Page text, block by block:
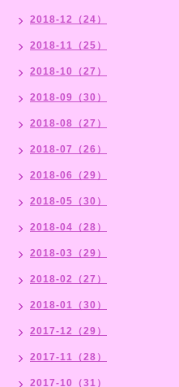
2018-12（24）
2018-11（25）
2018-10（27）
2018-09（30）
2018-08（27）
2018-07（26）
2018-06（29）
2018-05（30）
2018-04（28）
2018-03（29）
2018-02（27）
2018-01（30）
2017-12（29）
2017-11（28）
2017-10（31）